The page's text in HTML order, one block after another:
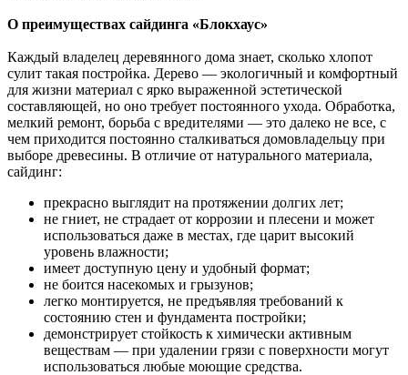
О преимуществах сайдинга «Блокхаус»
Каждый владелец деревянного дома знает, сколько хлопот
сулит такая постройка. Дерево — экологичный и комфортный
для жизни материал с ярко выраженной эстетической
составляющей, но оно требует постоянного ухода. Обработка,
мелкий ремонт, борьба с вредителями — это далеко не все, с
чем приходится постоянно сталкиваться домовладельцу при
выборе древесины. В отличие от натурального материала,
сайдинг:
прекрасно выглядит на протяжении долгих лет;
не гниет, не страдает от коррозии и плесени и может
использоваться даже в местах, где царит высокий
уровень влажности;
имеет доступную цену и удобный формат;
не боится насекомых и грызунов;
легко монтируется, не предъявляя требований к
состоянию стен и фундамента постройки;
демонстрирует стойкость к химически активным
веществам — при удалении грязи с поверхности могут
использоваться любые моющие средства.